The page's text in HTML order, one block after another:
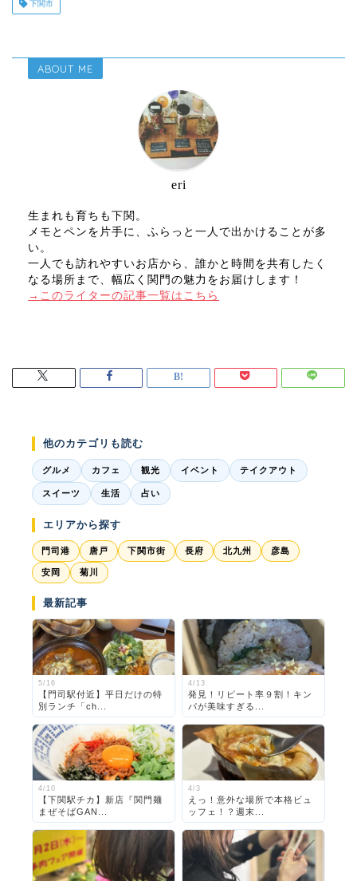
下関市
ABOUT ME
eri
生まれも育ちも下関。
メモとペンを片手に、ふらっと一人で出かけることが多
い。
一人でも訪れやすいお店から、誰かと時間を共有したく
なる場所まで、幅広く関門の魅力をお届けします！
→このライターの記事一覧はこちら
他のカテゴリも読む
グルメ カフェ 観光 イベント テイクアウト
スイーツ 生活 占い
エリアから探す
門司港 唐戸 下関市街 長府 北九州 彦島
安岡 菊川
最新記事
5/16
【門司駅付近】平日だけの特
別ランチ「ch...
4/13
発見！リピート率９割！キン
パが美味すぎる...
4/10
【下関駅チカ】新店『関門麺
まぜそばGAN...
4/3
えっ！意外な場所で本格ビュ
ッフェ！？週末...